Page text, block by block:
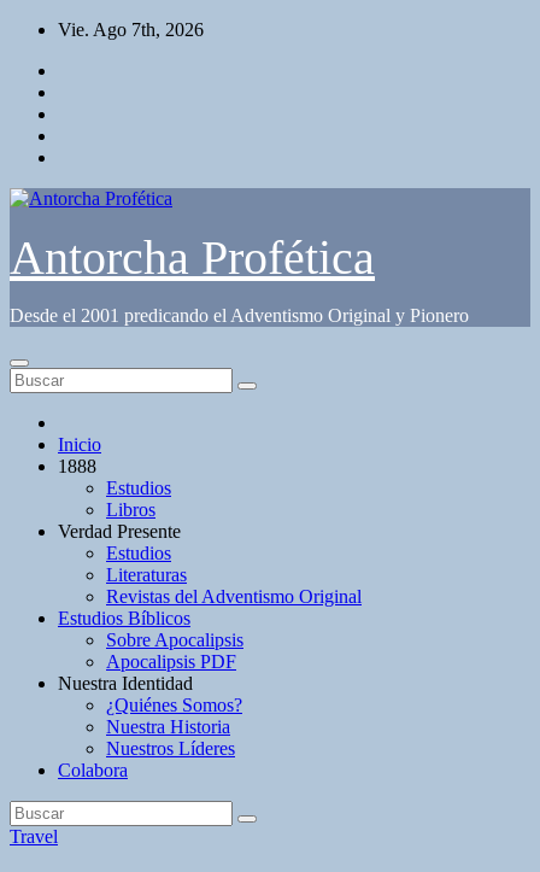
Saltar
contenido
Vie. Ago 7th, 2026
Antorcha Profética
Desde el 2001 predicando el Adventismo Original y Pionero
Inicio
1888
Estudios
Libros
Verdad Presente
Estudios
Literaturas
Revistas del Adventismo Original
Estudios Bíblicos
Sobre Apocalipsis
Apocalipsis PDF
Nuestra Identidad
¿Quiénes Somos?
Nuestra Historia
Nuestros Líderes
Colabora
Travel